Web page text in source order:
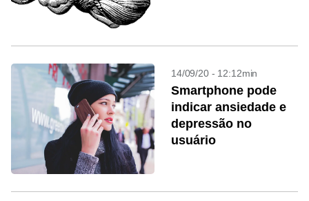
14/09/20 - 12:12min
Smartphone pode
indicar ansiedade e
depressão no
usuário